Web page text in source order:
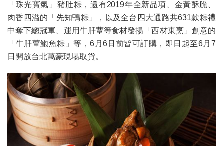
「珠光寶氣」豬肚粽，還有2019年全新品項、金黃酥脆、
肉香四溢的「先知鴨粽」，以及全台四大通路共631款粽禮
中奪下總冠軍、運用牛肝蕈等食材發揚「西材東烹」創意的
「牛肝蕈鮑魚粽」等，6月6日前皆可訂購，即日起至6月7
日開放台北萬豪現場取貨。